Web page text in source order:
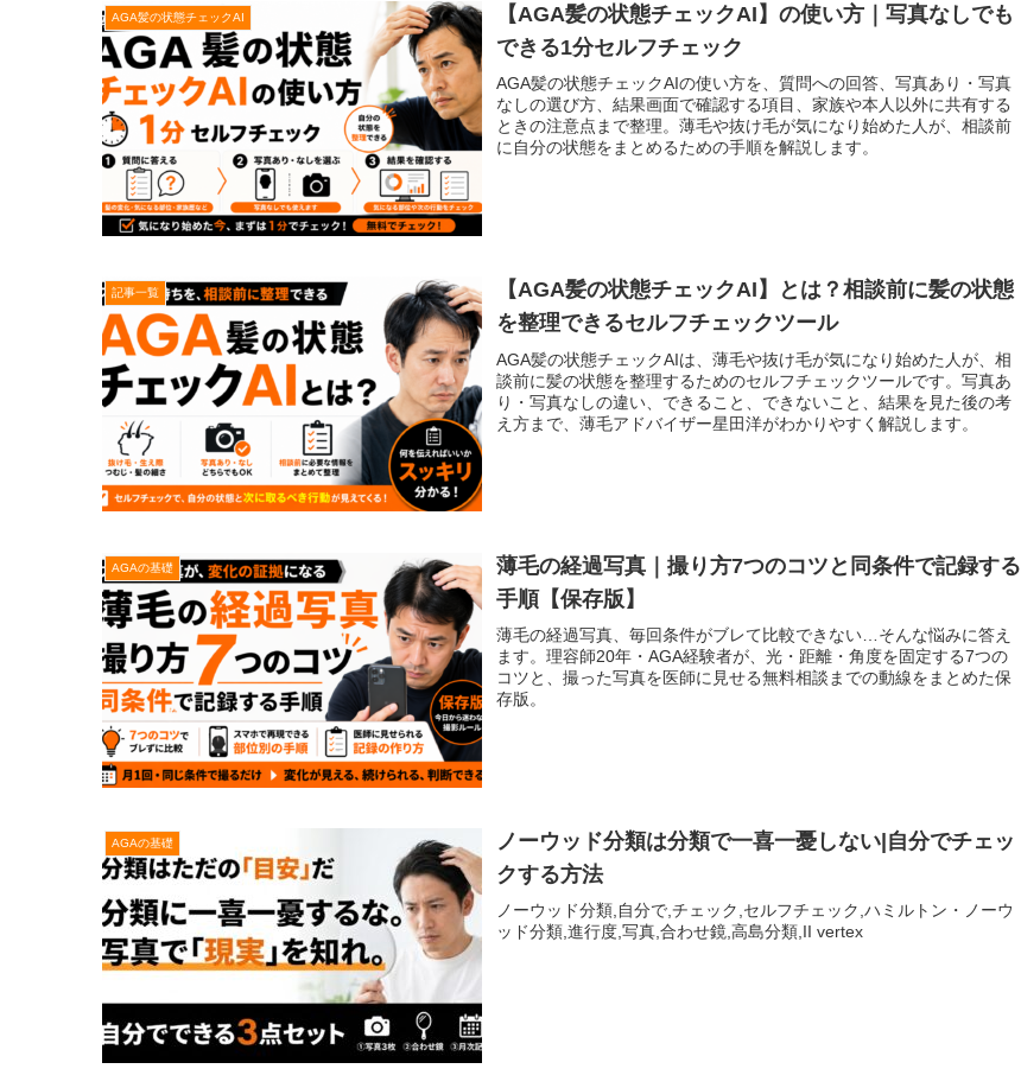
AGA髪の状態チェックAI
【AGA髪の状態チェックAI】の使い方｜写真なしでも
できる1分セルフチェック
AGA髪の状態チェックAIの使い方を、質問への回答、写真あり・写真
なしの選び方、結果画面で確認する項目、家族や本人以外に共有する
ときの注意点まで整理。薄毛や抜け毛が気になり始めた人が、相談前
に自分の状態をまとめるための手順を解説します。
記事一覧
【AGA髪の状態チェックAI】とは？相談前に髪の状態
を整理できるセルフチェックツール
AGA髪の状態チェックAIは、薄毛や抜け毛が気になり始めた人が、相
談前に髪の状態を整理するためのセルフチェックツールです。写真あ
り・写真なしの違い、できること、できないこと、結果を見た後の考
え方まで、薄毛アドバイザー星田洋がわかりやすく解説します。
AGAの基礎
薄毛の経過写真｜撮り方7つのコツと同条件で記録する
手順【保存版】
薄毛の経過写真、毎回条件がブレて比較できない…そんな悩みに答え
ます。理容師20年・AGA経験者が、光・距離・角度を固定する7つの
コツと、撮った写真を医師に見せる無料相談までの動線をまとめた保
存版。
AGAの基礎
ノーウッド分類は分類で一喜一憂しない|自分でチェッ
クする方法
ノーウッド分類,自分で,チェック,セルフチェック,ハミルトン・ノーウ
ッド分類,進行度,写真,合わせ鏡,高島分類,II vertex